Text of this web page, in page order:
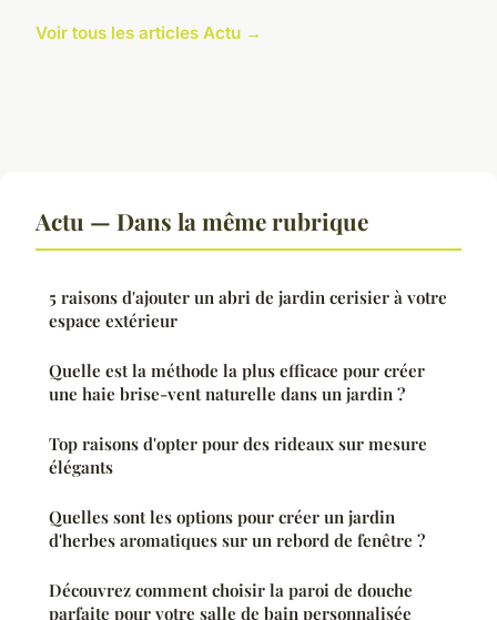
Voir tous les articles Actu →
Actu — Dans la même rubrique
5 raisons d'ajouter un abri de jardin cerisier à votre
espace extérieur
Quelle est la méthode la plus efficace pour créer
une haie brise-vent naturelle dans un jardin ?
Top raisons d'opter pour des rideaux sur mesure
élégants
Quelles sont les options pour créer un jardin
d'herbes aromatiques sur un rebord de fenêtre ?
Découvrez comment choisir la paroi de douche
parfaite pour votre salle de bain personnalisée